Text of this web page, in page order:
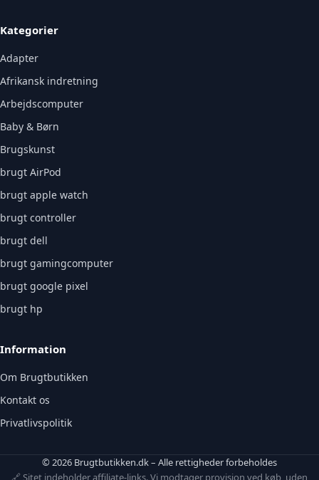
Kategorier
Adapter
Afrikansk indretning
Arbejdscomputer
Baby & Børn
Brugskunst
brugt AirPod
brugt apple watch
brugt controller
brugt dell
brugt gamingcomputer
brugt google pixel
brugt hp
Information
Om Brugtbutikken
Kontakt os
Privatlivspolitik
© 2026 Brugtbutikken.dk – Alle rettigheder forbeholdes
🔗 Sitet indeholder affiliate-links. Vi modtager provision ved køb, uden